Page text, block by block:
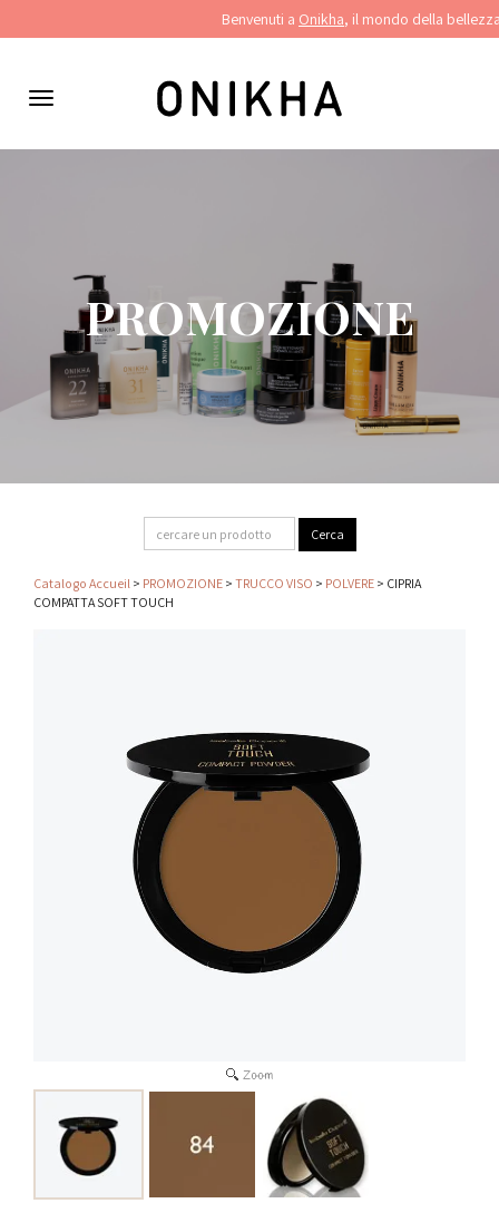
Benvenuti a Onikha, il mondo della bellezza
navigazione
PROMOZIONE
Catalogo Accueil > PROMOZIONE > TRUCCO VISO > POLVERE > CIPRIA
COMPATTA SOFT TOUCH